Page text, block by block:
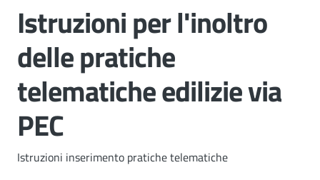
Istruzioni per l'inoltro
delle pratiche
telematiche edilizie via
PEC
Dettagli
Istruzioni inserimento pratiche telematiche